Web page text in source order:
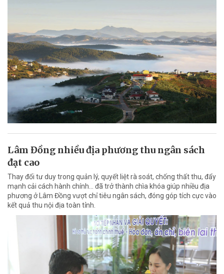
Lâm Đồng nhiều địa phương thu ngân sách
đạt cao
Thay đổi tư duy trong quản lý, quyết liệt rà soát, chống thất thu, đẩy
mạnh cải cách hành chính... đã trở thành chìa khóa giúp nhiều địa
phương ở Lâm Đồng vượt chỉ tiêu ngân sách, đóng góp tích cực vào
kết quả thu nội địa toàn tỉnh.